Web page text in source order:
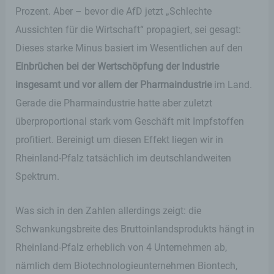
Prozent. Aber – bevor die AfD jetzt „Schlechte
Aussichten für die Wirtschaft“ propagiert, sei gesagt:
Dieses starke Minus basiert im Wesentlichen auf den
Einbrüchen bei der Wertschöpfung der Industrie
insgesamt und vor allem der Pharmaindustrieim Land.
Gerade die Pharmaindustrie hatte aber zuletzt
überproportional stark vom Geschäft mit Impfstoffen
profitiert. Bereinigt um diesen Effekt liegen wir in
Rheinland-Pfalz tatsächlich im deutschlandweiten
Spektrum.
Was sich in den Zahlen allerdings zeigt: die
Schwankungsbreite des Bruttoinlandsprodukts hängt in
Rheinland-Pfalz erheblich von 4 Unternehmen ab,
nämlich dem Biotechnologieunternehmen Biontech,